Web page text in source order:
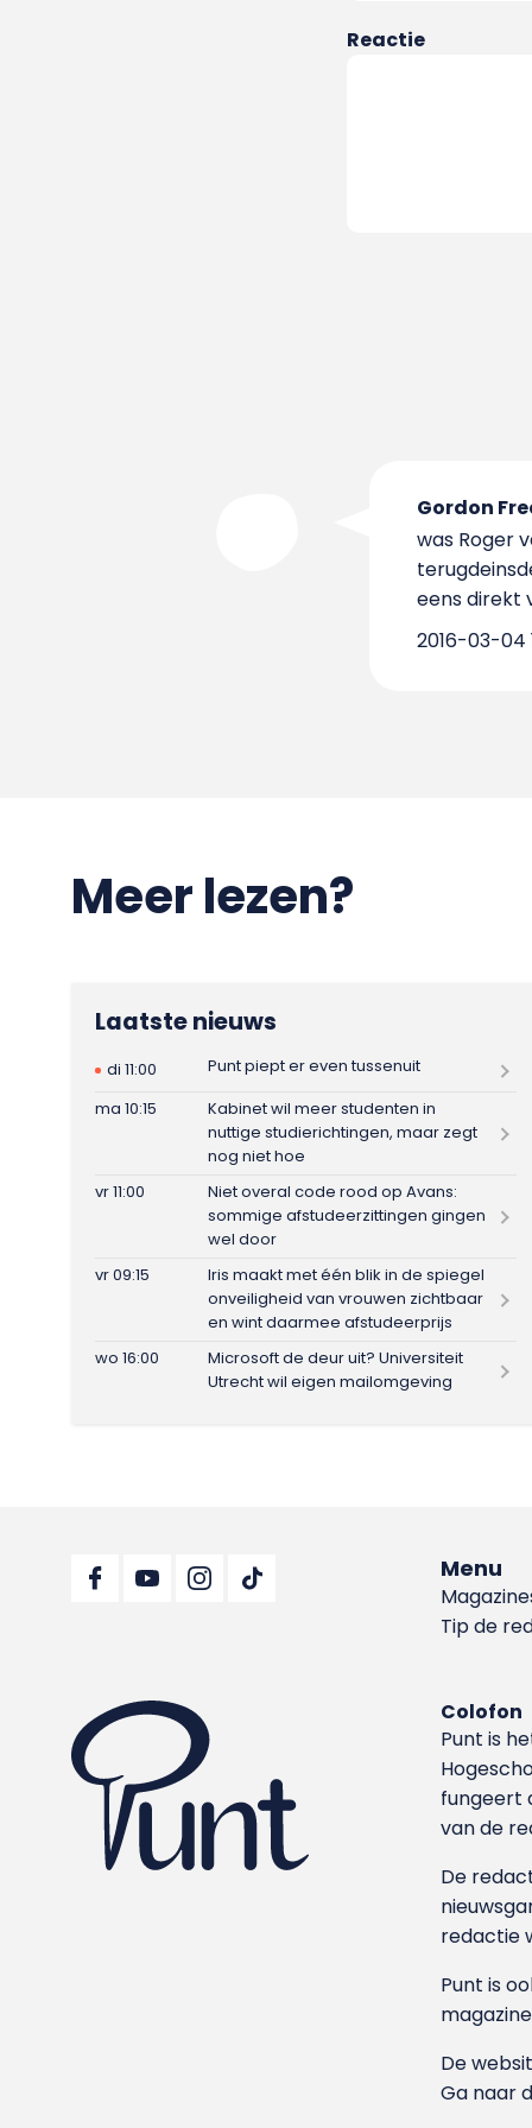
Reactie
Gordon
was Roger
eens direkt
2016-03-04
Meer lezen?
Laatste nieuws
di 11:00
Punt piept er even tussenuit
ma 10:15
Kabinet wil meer studenten in
nuttige studierichtingen, maar zegt
nog niet hoe
vr 11:00
Niet overal code rood op Avans:
sommige afstudeerzittingen gingen
wel door
vr 09:15
Iris maakt met één blik in de spiegel
onveiligheid van vrouwen zichtbaar
en wint daarmee afstudeerprijs
wo 16:00
Microsoft de deur uit? Universiteit
Utrecht wil eigen mailomgeving
Menu
Tip de
Colofon
Punt is
fungeert
van de
De
redactie
Punt is
De
Ga naar